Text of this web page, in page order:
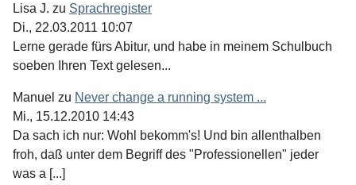
Lisa J. zu Sprachregister
Di., 22.03.2011 10:07
Lerne gerade fürs Abitur, und habe in meinem Schulbuch
soeben Ihren Text gelesen...
Manuel zu Never change a running system ...
Mi., 15.12.2010 14:43
Da sach ich nur: Wohl bekomm's! Und bin allenthalben
froh, daß unter dem Begriff des "Professionellen" jeder
was a [...]